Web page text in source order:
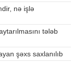
nə işlə
tələb
şəxs saxlanılıb